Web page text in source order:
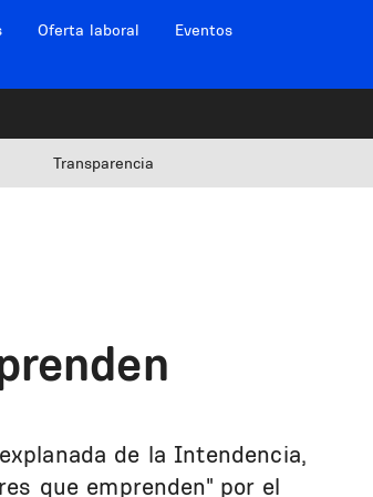
Oferta laboral Eventos
Transparencia
de la Intendencia,
que emprenden" por el